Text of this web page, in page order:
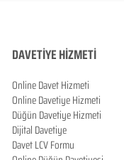
DAVETİYE HİZMETİ
Online Davet Hizmeti
Online Davetiye Hizmeti
Düğün Davetiye Hizmeti
Dijital Davetiye
Davet LCV Formu